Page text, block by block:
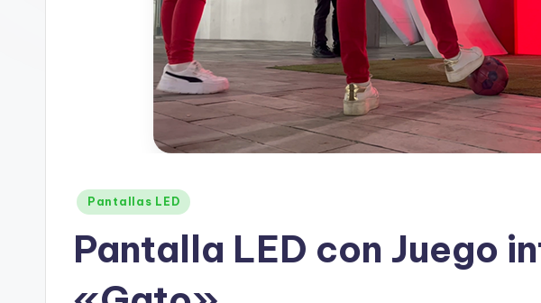
Pantallas LED
Pantalla LED con Juego